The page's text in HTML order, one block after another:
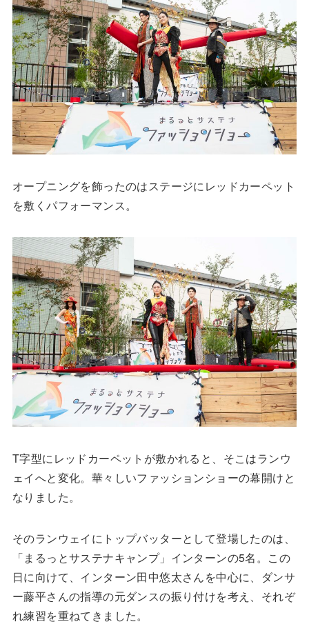
オープニングを飾ったのはステージにレッドカーペット
を敷くパフォーマンス。
T字型にレッドカーペットが敷かれると、そこはランウ
ェイへと変化。華々しいファッションショーの幕開けと
なりました。
そのランウェイにトップバッターとして登場したのは、
「まるっとサステナキャンプ」インターンの5名。この
日に向けて、インターン田中悠太さんを中心に、ダンサ
ー藤平さんの指導の元ダンスの振り付けを考え、それぞ
れ練習を重ねてきました。